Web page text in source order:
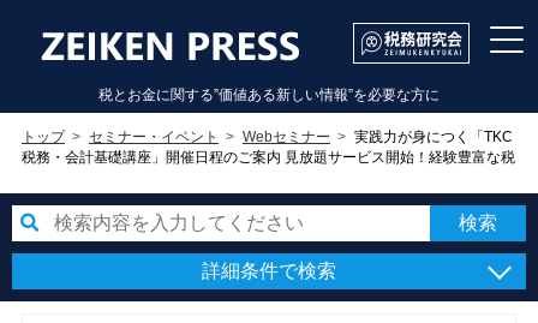
税とお金に関する”価値ある新しい情報”を必要な方に
トップ セミナー・イベント Webセミナー
実践力が身につく「TKC
税務・会計基礎講座」開催日程のご案内 見放題サービス開始！経験豊富な税
詳細条件で検索